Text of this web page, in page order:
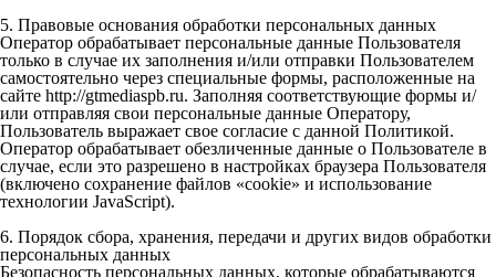
5. Правовые основания обработки персональных данных
Оператор обрабатывает персональные данные Пользователя
только в случае их заполнения и/или отправки Пользователем
самостоятельно через специальные формы, расположенные на
сайте http://gtmediaspb.ru. Заполняя соответствующие формы и/
или отправляя свои персональные данные Оператору,
Пользователь выражает свое согласие с данной Политикой.
Оператор обрабатывает обезличенные данные о Пользователе в
случае, если это разрешено в настройках браузера Пользователя
(включено сохранение файлов «cookie» и использование
технологии JavaScript).
6. Порядок сбора, хранения, передачи и других видов обработки
персональных данных
Безопасность персональных данных, которые обрабатываются